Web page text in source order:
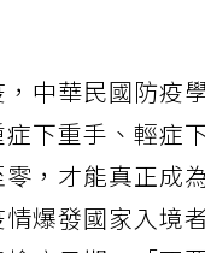
中華民國防疫
下重手、輕症
，才能真正成
爆發國家入境